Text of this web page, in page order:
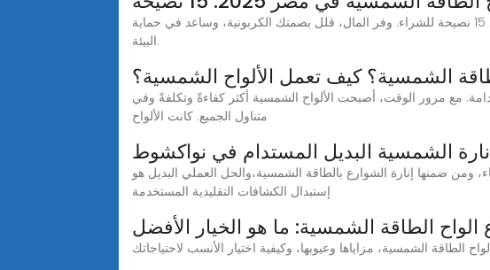
استثمر في مستقبل الطاقة النظيفة! تعرف على أسعار ألواح الطاقة الشمسية في مصر 2025 واحصل على 15 نصيحة للشراء. وفر المال، قلل بصمتك الكربونية، وساعد في حماية
البيئة.
الشمسية؟ كيف تعمل الألواح الشمسية؟
مع مرور الوقت، أصبحت الألواح الشمسية أكثر كفاءةً وتكلفةً وفي
متناول الجميع. كانت الألواح
الشمسية البديل المستدام في نواكشوط
ومن ضمنها إنارة الشوارع بالطاقة الشمسية،والحل العملي البديل هو
إستبدال الكشافات التقليدية المستخدمة
الواح الطاقة الشمسية: ما هو الخيار الأفضل